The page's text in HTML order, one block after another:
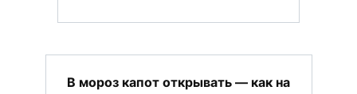
В мороз капот открывать — как на